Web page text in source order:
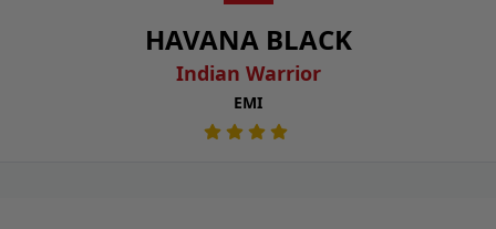
HAVANA BLACK
Indian Warrior
EMI